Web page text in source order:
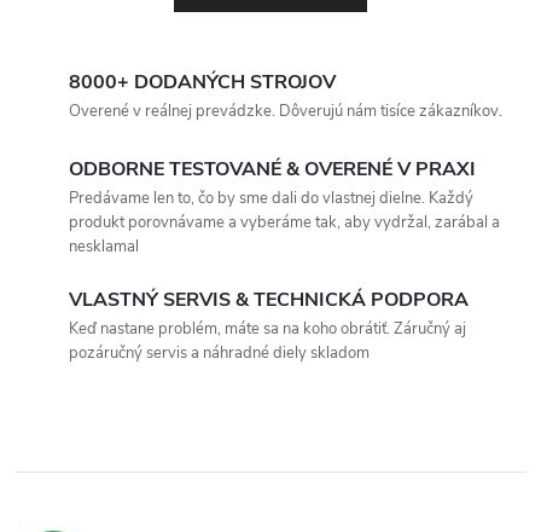
8000+ DODANÝCH STROJOV
Overené v reálnej prevádzke. Dôverujú nám tisíce zákazníkov.
ODBORNE TESTOVANÉ & OVERENÉ V PRAXI
Predávame len to, čo by sme dali do vlastnej dielne. Každý
produkt porovnávame a vyberáme tak, aby vydržal, zarábal a
nesklamal
VLASTNÝ SERVIS & TECHNICKÁ PODPORA
Keď nastane problém, máte sa na koho obrátiť. Záručný aj
pozáručný servis a náhradné diely skladom